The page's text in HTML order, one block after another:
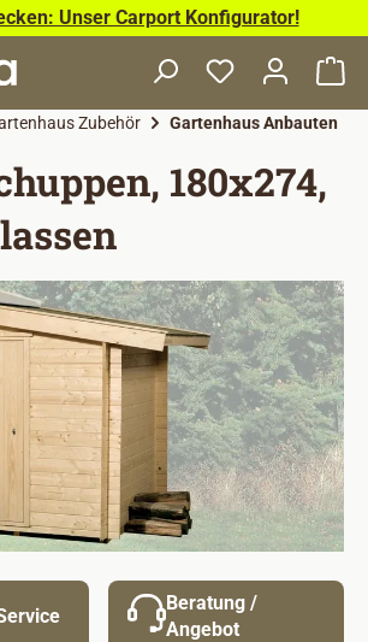
Unser Carport Konfigurator!
Zubehör Gartenhaus Anbauten
180x274,
Beratung /
Angebot